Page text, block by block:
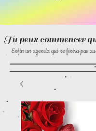
Tu peux commencer
Enfin un agenda qui ne finira pas